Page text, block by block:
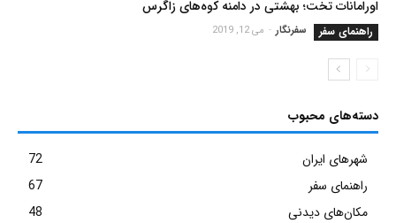
اورامانات تخت؛ بهشتی در دامنه کوه‌های زاگرس
راهنمای سفر سفرنگار - می 12, 2019
دسته‌های محبوب
شهرهای ایران
72
راهنمای سفر
67
مکان‌های دیدنی
48